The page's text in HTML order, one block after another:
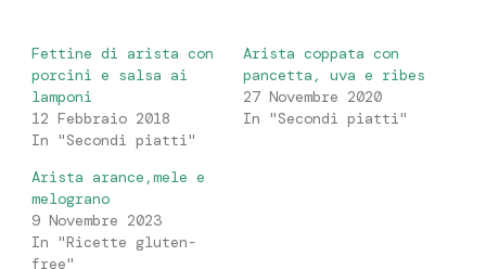
Fettine di arista con
porcini e salsa ai
lamponi
12 Febbraio 2018
In "Secondi piatti"
Arista coppata con
pancetta, uva e ribes
27 Novembre 2020
In "Secondi piatti"
Arista arance,mele e
melograno
9 Novembre 2023
In "Ricette gluten-
free"